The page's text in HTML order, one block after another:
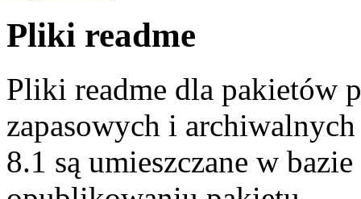
Pliki readme
Pliki readme dla pakietów
zapasowych i
8.1 są umieszczane w